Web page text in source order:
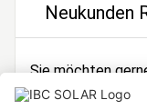
Neukunden
Sie möchten
Dann registrieren